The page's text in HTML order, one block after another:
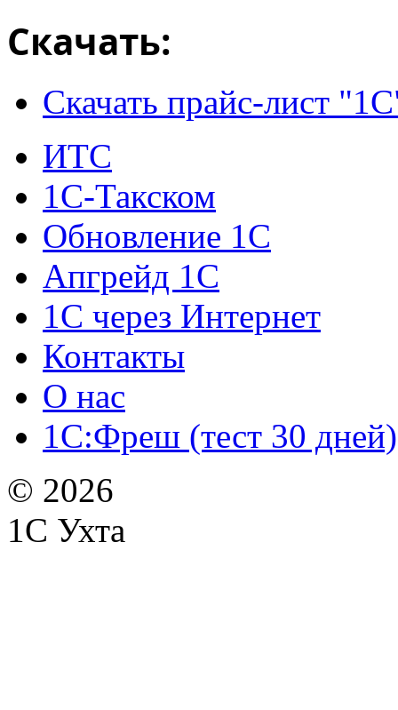
Скачать:
Скачать прайс-лист
ИТС
1С-Такском
Обновление 1С
Апгрейд 1С
1С через Интернет
Контакты
О нас
1С:Фреш (тест 30 дней)
© 2026
1С Ухта